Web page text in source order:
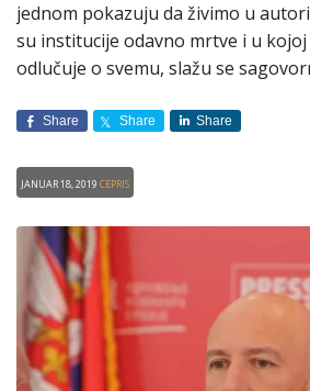
jednom pokazuju da živimo u
su institucije odavno mrtve i u
odlučuje o svemu, slažu se
Share Share Share
Januar 18, 2019CEPRIS